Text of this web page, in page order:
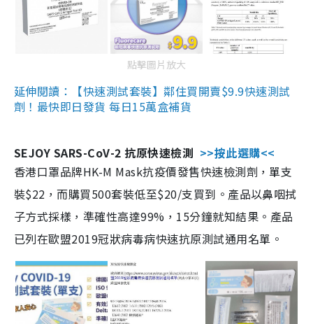
點擊圖片放大
延伸閱讀：【快速測試套裝】鄰住買開賣$9.9快速測試
劑！最快即日發貨 每日15萬盒補貨
SEJOY SARS-CoV-2 抗原快速檢測 >>按此選購<<
香港口罩品牌HK-M Mask抗疫價發售快速檢測劑，單支
裝$22，而購買500套裝低至$20/支買到。產品以鼻咽拭
子方式採樣，準確性高達99%，15分鐘就知結果。產品
已列在歐盟2019冠狀病毒病快速抗原測試通用名單。